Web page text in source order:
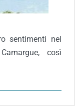
sentimenti nel
così